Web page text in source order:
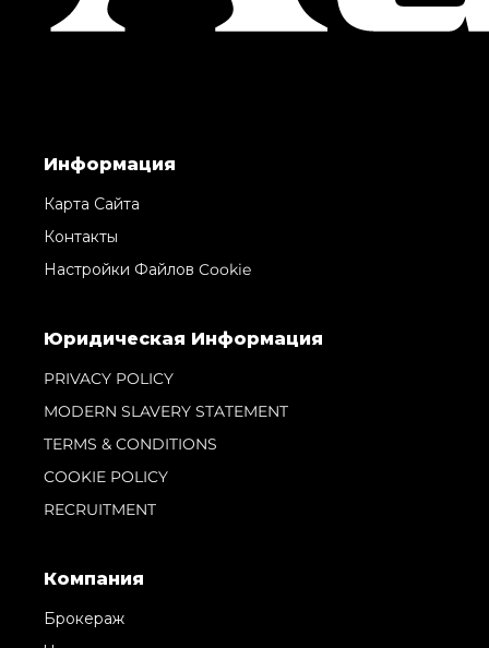
Информация
Карта Сайта
Контакты
Настройки Файлов Cookie
Юридическая Информация
PRIVACY POLICY
MODERN SLAVERY STATEMENT
TERMS & CONDITIONS
COOKIE POLICY
RECRUITMENT
Компания
Брокераж